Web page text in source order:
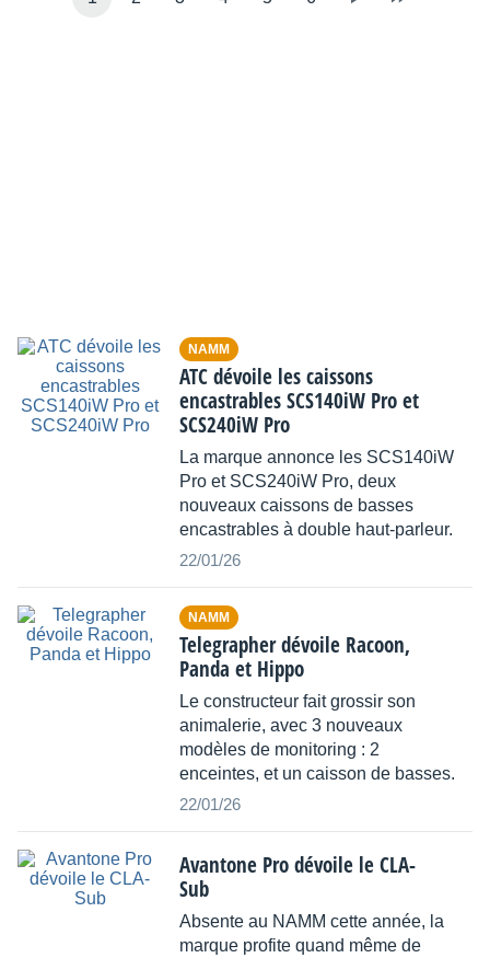
NAMM
ATC dévoile les caissons
encastrables SCS140iW Pro et
SCS240iW Pro
La marque annonce les SCS140iW
Pro et SCS240iW Pro, deux
nouveaux caissons de basses
encastrables à double haut-parleur.
22/01/26
NAMM
Telegrapher dévoile Racoon,
Panda et Hippo
Le constructeur fait grossir son
animalerie, avec 3 nouveaux
modèles de monitoring : 2
enceintes, et un caisson de basses.
22/01/26
Avantone Pro dévoile le CLA-
Sub
Absente au NAMM cette année, la
marque profite quand même de